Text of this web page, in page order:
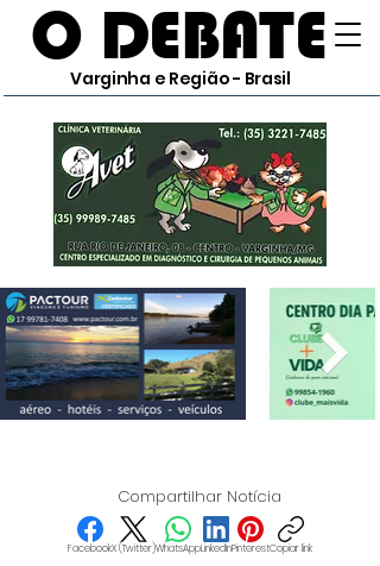
O DEBATE
Varginha e Região - Brasil
Compartilhar Notícia
FacebookX (Twitter)WhatsAppLinkedInPinterestCopiar link